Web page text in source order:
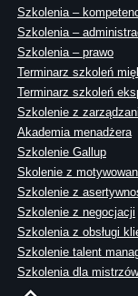
Szkolenia –
Szkolenia –
Szkolenia – prawo
Terminarz szkoleń
Terminarz szkoleń
Szkolenie z
Akademia menadżera
Szkolenie Gallup
Skolenie z
Szkolenie z
Szkolenie z negocjacji
Szkolenia z obsługi
Szkolenie talent
Szkolenia dla mistrzów